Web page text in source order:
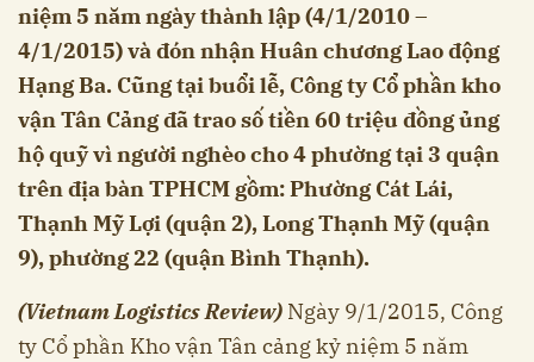
niệm 5 năm ngày thành lập (4/1/2010 –
4/1/2015) và đón nhận Huân chương Lao động
Hạng Ba. Cũng tại buổi lễ, Công ty Cổ phần kho
vận Tân Cảng đã trao số tiền 60 triệu đồng ủng
hộ quỹ vì người nghèo cho 4 phường tại 3 quận
trên địa bàn TPHCM gồm: Phường Cát Lái,
Thạnh Mỹ Lợi (quận 2), Long Thạnh Mỹ (quận
9), phường 22 (quận Bình Thạnh).
(Vietnam Logistics Review) Ngày 9/1/2015, Công
ty Cổ phần Kho vận Tân cảng kỷ niệm 5 năm